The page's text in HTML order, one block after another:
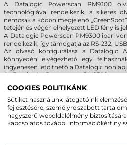
A Datalogic Powerscan PM9300
technológiával rendelkezik, a sikeres
nemcsak a kódon megjelenő
tetején és végén elhelyezett LED fény is
A Datalogic Powerscan PM9300 ipari
rendelkezik, így támogatja az RS-232,
Az olvasó konfigurálása a Datalogic
könnyedén elvégezhető egy
ingyenesen letölthető a Datalogic
A Datalogic Powerscan PM9300
MEGBÍZHAT
VÁSÁRLÓINK
COOKIES POLITIKÁNK
Sütiket használunk látogatóink
fejlesztésére, személyre szabott
nagyszerű weboldalélmény
kapcsolatos további információkért